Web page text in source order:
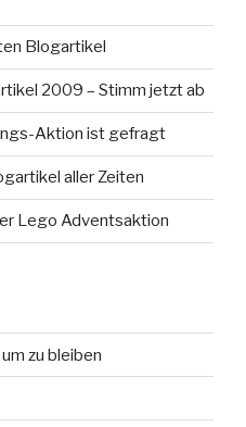
Blogartikel
2009 – Stimm jetzt ab
Aktion ist gefragt
aller Zeiten
Lego Adventsaktion
zu bleiben